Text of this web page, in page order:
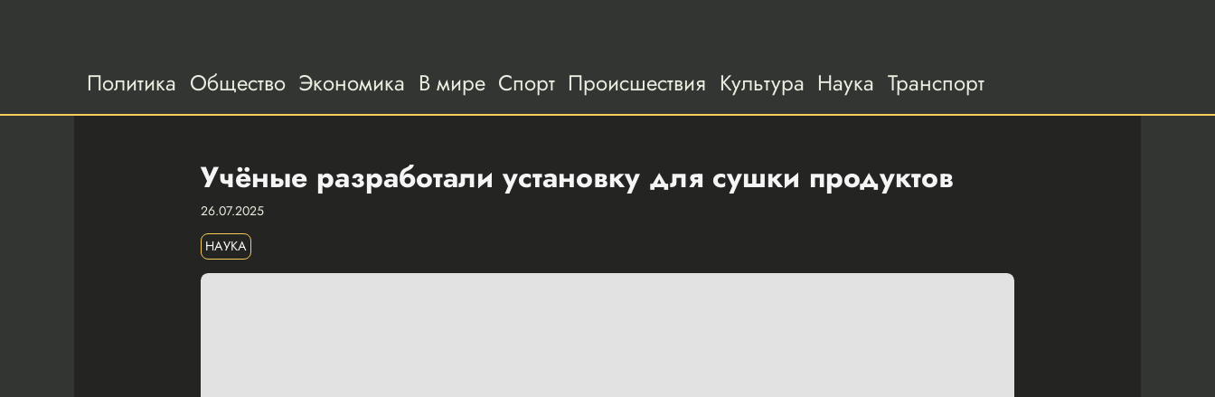
Политика Общество Экономика В мире Спорт Происшествия Культура Наука Транспорт
Учёные разработали установку для сушки продуктов
26.07.2025
НАУКА